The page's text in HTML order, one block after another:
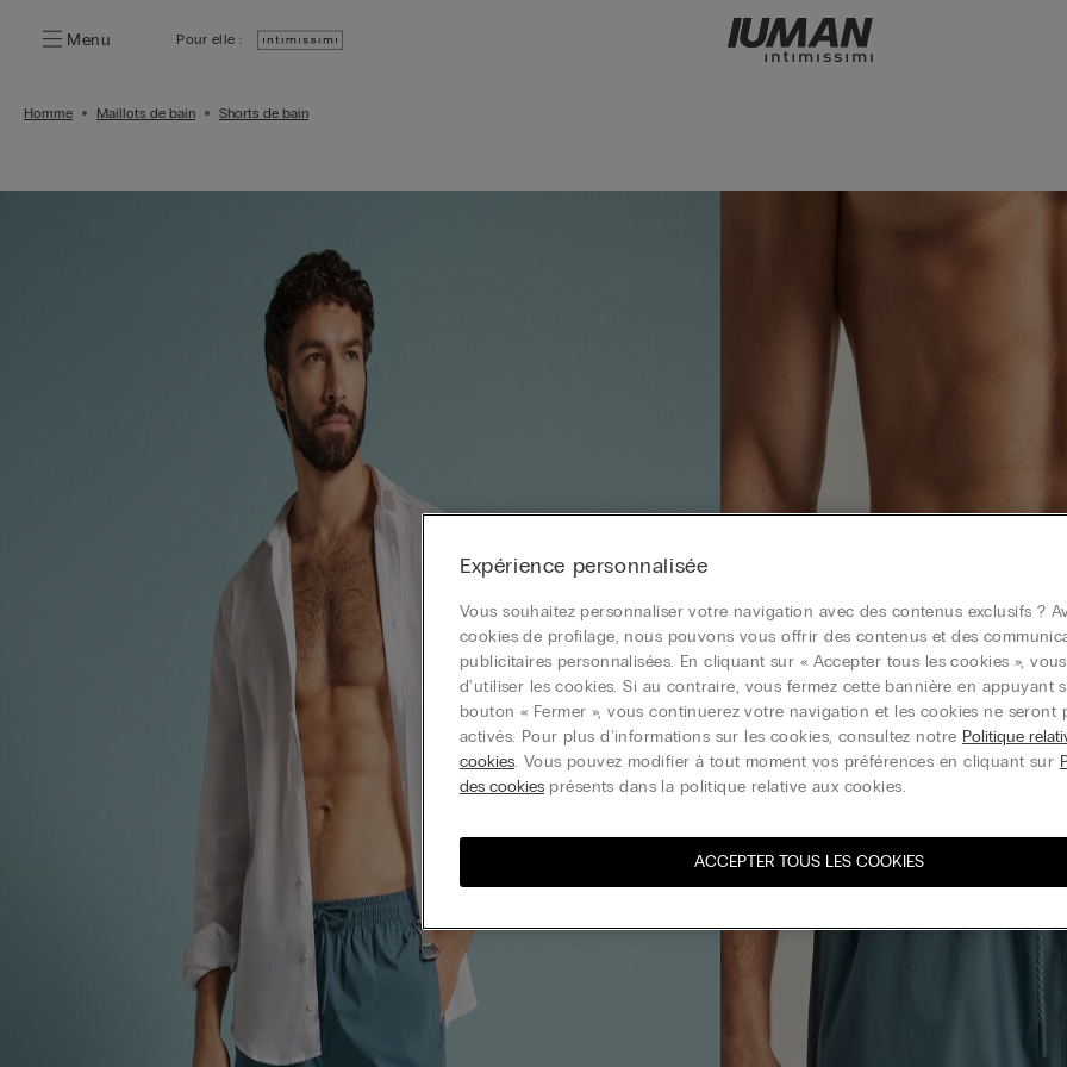
Menu Pour elle :
Homme Maillots de bain Shorts de bain
Expérience personnalisée
Vous souhaitez personnaliser votre navigation avec des contenus exclusifs ?
cookies de profilage, nous pouvons vous offrir des contenus et des
publicitaires personnalisées. En cliquant sur « Accepter tous les cookies »,
d'utiliser les cookies. Si au contraire, vous fermez cette bannière en appuyant
bouton « Fermer », vous continuerez votre navigation et les cookies ne seront
activés. Pour plus d'informations sur les cookies, consultez notre Politique
cookies. Vous pouvez modifier à tout moment vos préférences en cliquant sur
des cookies présents dans la politique relative aux cookies.
ACCEPTER TOUS LES COOKIES